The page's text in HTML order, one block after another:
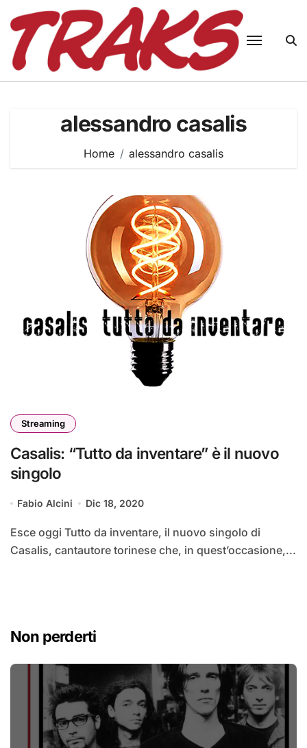
content
alessandro casalis
Home alessandro casalis
Streaming
Casalis: “Tutto da inventare” è il nuovo
singolo
Fabio Alcini Dic 18, 2020
Esce oggi Tutto da inventare, il nuovo singolo di
Casalis, cantautore torinese che, in quest’occasione,...
Non perderti